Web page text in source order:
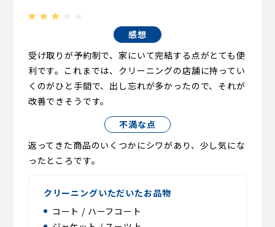
感想
受け取りが予約制で、家にいて完結する点がとても便
利です。これまでは、クリーニングの店舗に持ってい
くのがひと手間で、出し忘れが多かったので、それが
改善できそうです。
不満な点
返ってきた商品のいくつかにシワがあり、少し気にな
ったところです。
クリーニングいただいたお品物
コート / ハーフコート